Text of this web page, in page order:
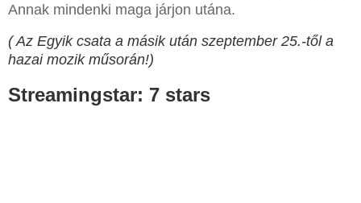
Annak mindenki maga járjon utána.
( Az Egyik csata a másik után szeptember 25.-től a
hazai mozik műsorán!)
Streamingstar: 7 stars